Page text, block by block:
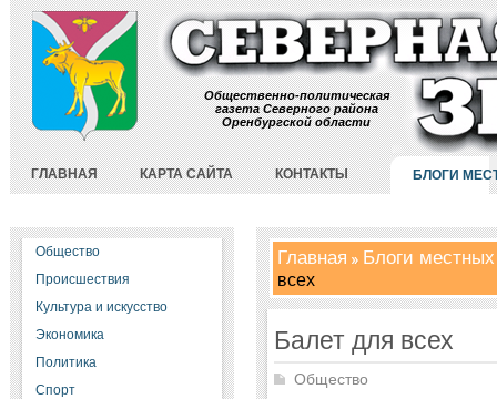
Общественно-политическая
газета Северного района
Оренбургской области
ГЛАВНАЯ КАРТА САЙТА КОНТАКТЫ БЛОГИ
Общество
Происшествия
Культура и искусство
Экономика
Политика
Спорт
Главная Блоги
всех
Балет для всех
Общество